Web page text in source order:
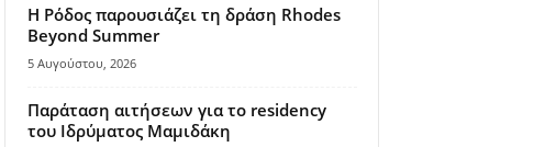
Η Ρόδος παρουσιάζει τη δράση Rhodes
Beyond Summer
5 Αυγούστου, 2026
Παράταση αιτήσεων για το residency
του Ιδρύματος Μαμιδάκη